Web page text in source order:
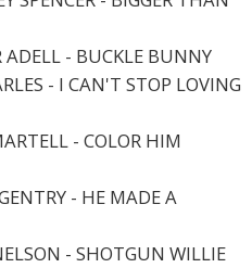
- BUCKLE BUNNY
- I CAN'T STOP LOVING
- COLOR HIM
- HE MADE A
- SHOTGUN WILLIE